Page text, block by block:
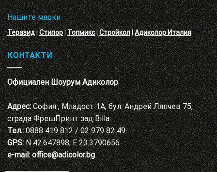
Нашите марки
Теразид|Стипор|Топмикс|Стройкол|Адиколор Италия
КОНТАКТИ
Официален Шоурум Адиколор
Адрес:София , Младост 1А, бул. Андрей Ляпчев 75,
сграда ФрешПринт зад Billa
Тел.:0888 419 812 / 02 979 82 49
GPS:N 42.647898, E 23.3790656
e-mail: office@adicolor.bg